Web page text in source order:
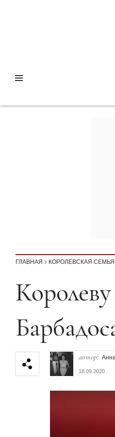
ГЛАВНАЯ КОРОЛЕВСКАЯ СЕМЬЯ
Секция
Королеву
автор:
18.09.2020